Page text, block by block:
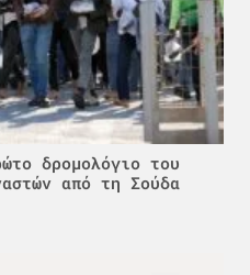
δρομολόγιο του
από τη Σούδα